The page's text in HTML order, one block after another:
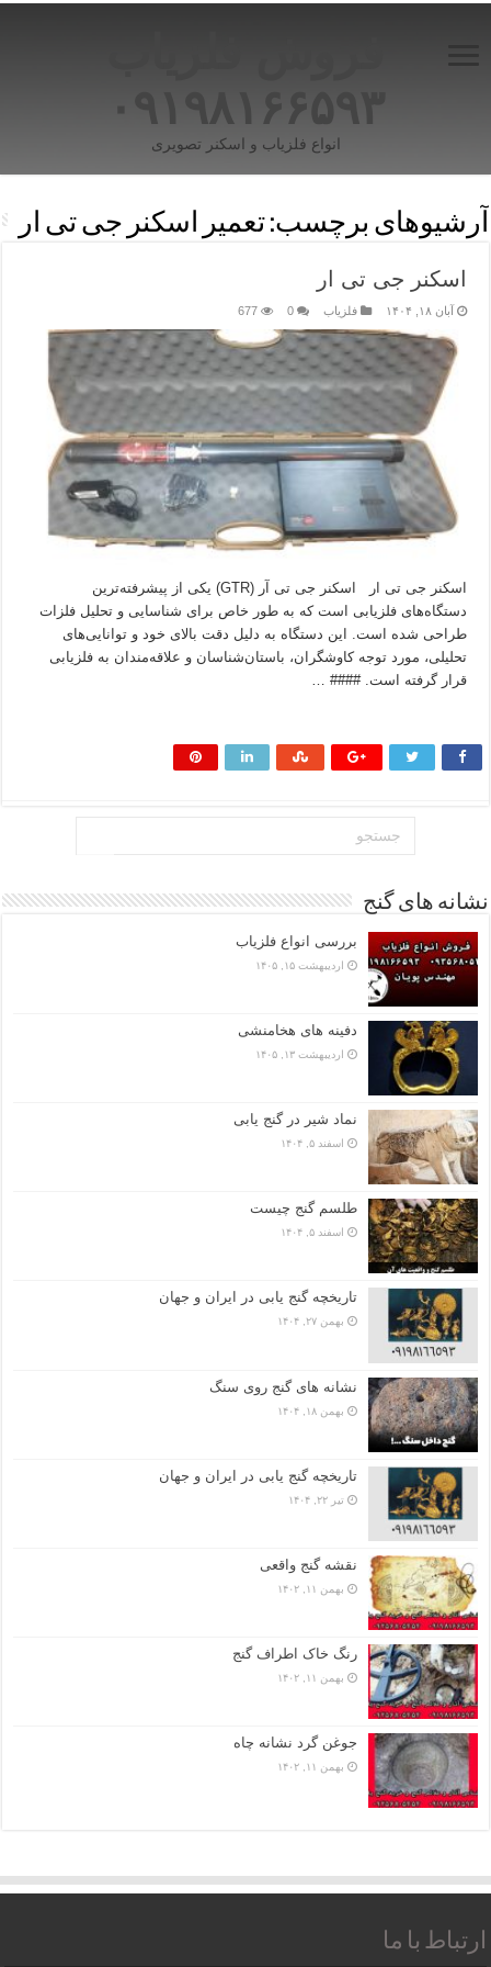
۰۹۱۹۸۱۶۶۵۹۳
انواع فلزیاب و اسکنر تصویری
آرشیوهای برچسب:تعمیر اسکنر جی تی ار
اسکنر جی تی ار
آبان ۱۸, ۱۴۰۴ فلزیاب 0
677
اسکنر جی تی ار اسکنر جی تی آر (GTR) یکی از پیشرفته‌ترین
دستگاه‌های فلزیابی است که به طور خاص برای شناسایی و تحلیل فلزات
طراحی شده است. این دستگاه به دلیل دقت بالای خود و توانایی‌های
تحلیلی، مورد توجه کاوشگران، باستان‌شناسان و علاقه‌مندان به فلزیابی
قرار گرفته است. #### …
نشانه های گنج
بررسی انواع فلزیاب
اردیبهشت ۱۵, ۱۴۰۵
دفینه های هخامنشی
اردیبهشت ۱۳, ۱۴۰۵
نماد شیر در گنج یابی
اسفند ۵, ۱۴۰۴
طلسم گنج چیست
اسفند ۵, ۱۴۰۴
تاریخچه گنج‌ یابی در ایران و جهان
بهمن ۲۷, ۱۴۰۴
نشانه های گنج روی سنگ
بهمن ۱۸, ۱۴۰۴
تاریخچه گنج‌ یابی در ایران و جهان
تیر ۲۲, ۱۴۰۴
نقشه گنج واقعی
بهمن ۱۱, ۱۴۰۲
رنگ خاک اطراف گنج
بهمن ۱۱, ۱۴۰۲
جوغن گرد نشانه چاه
بهمن ۱۱, ۱۴۰۲
ارتباط با ما